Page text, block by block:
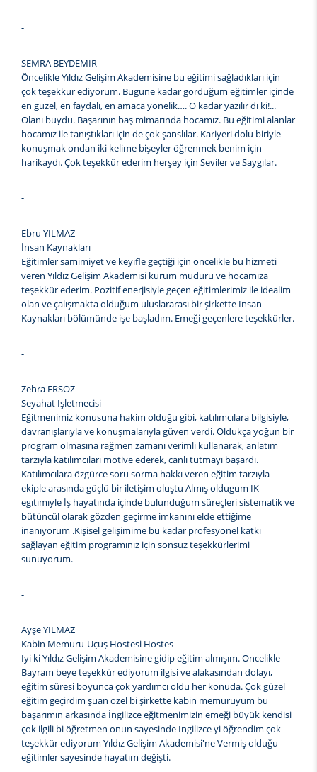
-
SEMRA BEYDEMİR
Öncelikle Yıldız Gelişim Akademisine bu eğitimi sağladıkları için
çok teşekkür ediyorum. Bugüne kadar gördüğüm eğitimler içinde
en güzel, en faydalı, en amaca yönelik…. O kadar yazılır dı ki!...
Olanı buydu. Başarının baş mimarında hocamız. Bu eğitimi alanlar
hocamız ile tanıştıkları için de çok şanslılar. Kariyeri dolu biriyle
konuşmak ondan iki kelime bişeyler öğrenmek benim için
harikaydı. Çok teşekkür ederim herşey için Seviler ve Saygılar.
-
Ebru YILMAZ
İnsan Kaynakları
Eğitimler samimiyet ve keyifle geçtiği için öncelikle bu hizmeti
veren Yıldız Gelişim Akademisi kurum müdürü ve hocamıza
teşekkür ederim. Pozitif enerjisiyle geçen eğitimlerimiz ile idealim
olan ve çalışmakta olduğum uluslararası bir şirkette İnsan
Kaynakları bölümünde işe başladım. Emeği geçenlere teşekkürler.
-
Zehra ERSÖZ
Seyahat İşletmecisi
Eğitmenimiz konusuna hakim olduğu gibi, katılımcılara bilgisiyle,
davranışlarıyla ve konuşmalarıyla güven verdi. Oldukça yoğun bir
program olmasına rağmen zamanı verimli kullanarak, anlatım
tarzıyla katılımcıları motive ederek, canlı tutmayı başardı.
Katılımcılara özgürce soru sorma hakkı veren eğitim tarzıyla
ekiple arasında güçlü bir iletişim oluştu Almış oldugum IK
egıtımıyle İş hayatında içinde bulunduğum süreçleri sistematik ve
bütüncül olarak gözden geçirme imkanını elde ettiğime
inanıyorum .Kişisel gelişimime bu kadar profesyonel katkı
sağlayan eğitim programınız için sonsuz teşekkürlerimi
sunuyorum.
-
Ayşe YILMAZ
Kabin Memuru-Uçuş Hostesi Hostes
İyi ki Yıldız Gelişim Akademisine gidip eğitim almışım. Öncelikle
Bayram beye teşekkür ediyorum ilgisi ve alakasından dolayı,
eğitim süresi boyunca çok yardımcı oldu her konuda. Çok güzel
eğitim geçirdim şuan özel bi şirkette kabin memuruyum bu
başarımın arkasında İngilizce eğitmenimizin emeği büyük kendisi
çok ilgili bi öğretmen onun sayesinde İngilizce yi öğrendim çok
teşekkür ediyorum Yıldız Gelişim Akademisi'ne Vermiş olduğu
eğitimler sayesinde hayatım değişti.